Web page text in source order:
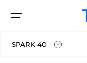
SPARK 40